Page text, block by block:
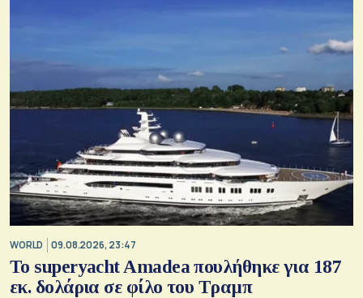
WORLD 09.08.2026, 23:47
To superyacht Amadea πουλήθηκε για 187
εκ. δολάρια σε φίλο του Τραμπ